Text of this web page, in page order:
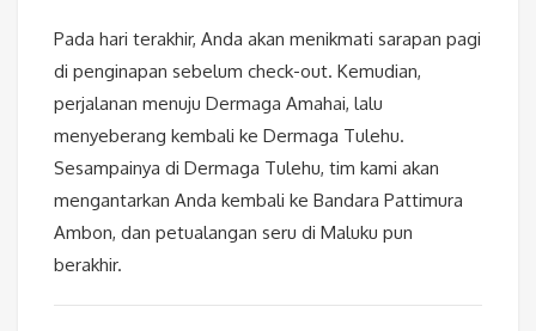
Pada hari terakhir, Anda akan menikmati sarapan pagi
di penginapan sebelum check-out. Kemudian,
perjalanan menuju Dermaga Amahai, lalu
menyeberang kembali ke Dermaga Tulehu.
Sesampainya di Dermaga Tulehu, tim kami akan
mengantarkan Anda kembali ke Bandara Pattimura
Ambon, dan petualangan seru di Maluku pun
berakhir.